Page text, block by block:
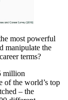
most powerful
manipulate the
terms?
million
of the world’s top
– the